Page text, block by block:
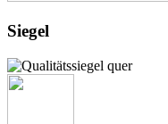
Siegel